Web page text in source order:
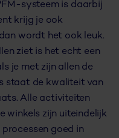
systeem is daarbij
krijg je ook
wordt het ook leuk.
ziet is het echt een
je met zijn allen de
staat de kwaliteit van
Alle activiteiten
winkels zijn uiteindelijk
goed in